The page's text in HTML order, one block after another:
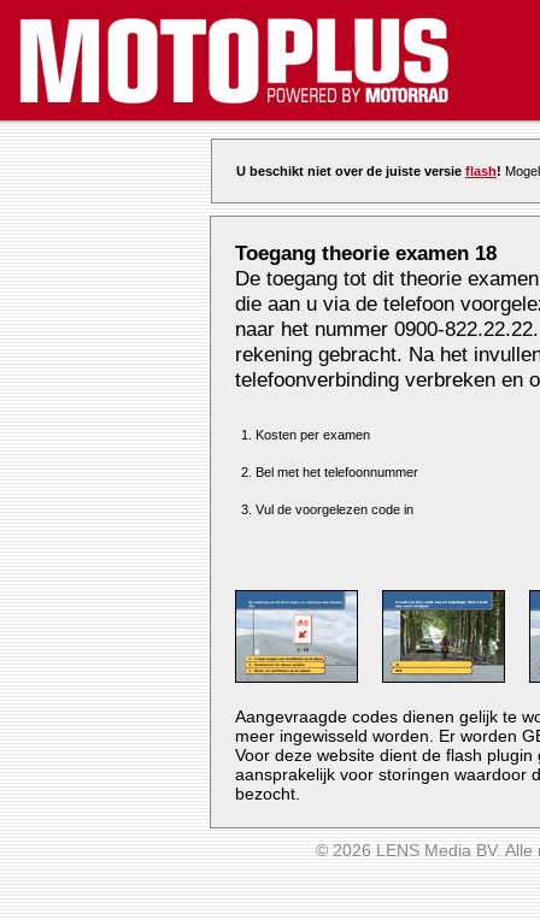
U beschikt niet over de juiste versie flash!
Toegang theorie examen 18
De toegang tot dit theorie
die aan u via de telefoon
naar het nummer 0900-
rekening gebracht. Na het
telefoonverbinding verbreken en
1. Kosten per examen
2. Bel met het telefoonnummer
3. Vul de voorgelezen code in
Aangevraagde codes dienen gelijk te
meer ingewisseld worden. Er worden
Voor deze website dient de flash
aansprakelijk voor storingen waardoor
bezocht.
© 2026 LENS Media BV.